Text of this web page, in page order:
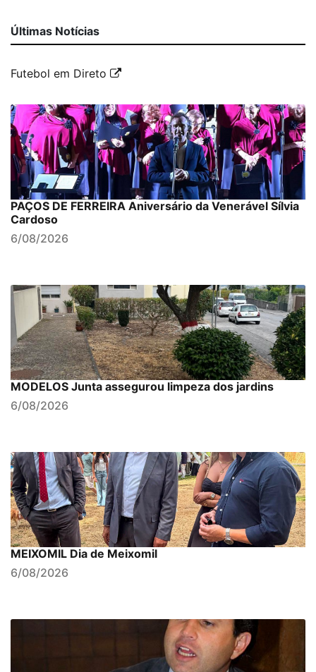
Últimas Notícias
Futebol em Direto
PAÇOS DE FERREIRA Aniversário da Venerável Sílvia
Cardoso
6/08/2026
MODELOS Junta assegurou limpeza dos jardins
6/08/2026
MEIXOMIL Dia de Meixomil
6/08/2026